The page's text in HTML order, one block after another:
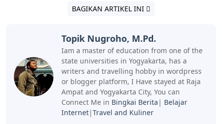
BAGIKAN ARTIKEL INI
Topik Nugroho, M.Pd.
Iam a master of education from one of the
state universities in Yogyakarta, has a
writers and travelling hobby in wordpress
or blogger platform, I Have stayed at Raja
Ampat and Yogyakarta City, You can
Connect Me in Bingkai Berita | Belajar
Internet|Travel and Kuliner